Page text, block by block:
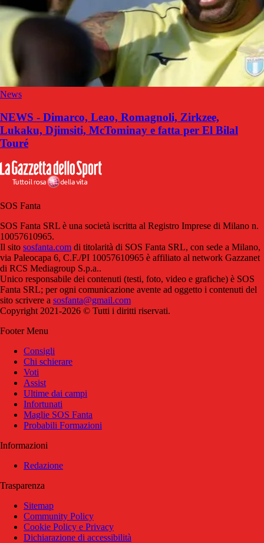
News
NEWS - Dimarco, Leao, Romagnoli, Zirkzee,
Lukaku, Djimsiti, McTominay e fatta per El Bilal
Touré
SOS Fanta
SOS Fanta SRL è una società iscritta al Registro Imprese di Milano n.
10057610965.
Il sito sosfanta.com di titolarità di SOS Fanta SRL, con sede a Milano,
via Paleocapa 6, C.F./PI 10057610965 è affiliato al network Gazzanet
di RCS Mediagroup S.p.a..
Unico responsabile dei contenuti (testi, foto, video e grafiche) è SOS
Fanta SRL; per ogni comunicazione avente ad oggetto i contenuti del
sito scrivere a sosfanta@gmail.com
Copyright 2021-2026 © Tutti i diritti riservati.
Footer Menu
Consigli
Chi schierare
Voti
Assist
Ultime dai campi
Infortunati
Maglie SOS Fanta
Probabili Formazioni
Informazioni
Redazione
Trasparenza
Sitemap
Community Policy
Cookie Policy e Privacy
Dichiarazione di accessibilità